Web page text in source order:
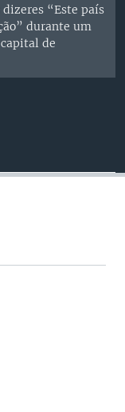
dizeres “Este país
durante um
de